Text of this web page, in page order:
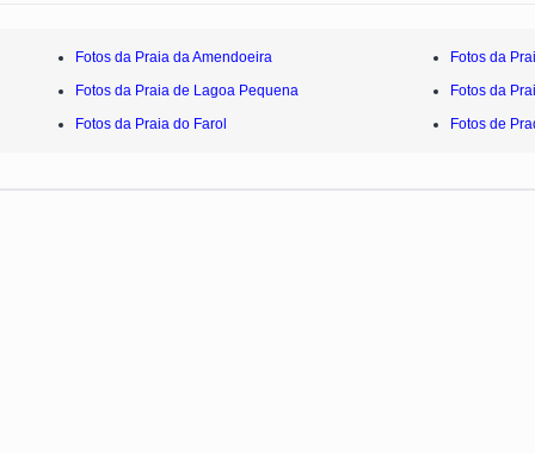
Fotos da Praia da Amendoeira
Fotos da
Fotos da Praia de Lagoa Pequena
Fotos da
Fotos da Praia do Farol
Fotos de